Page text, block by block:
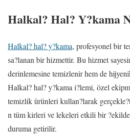
Halkal? Hal? Y?kama
Halkal? hal? y?kama, profesyonel bir
sa?lanan bir hizmettir. Bu hizmet
derinlemesine temizlenir hem de
Halkal? hal? y?kama i?lemi, özel
temizlik ürünleri kullan?larak
n tüm kirleri ve lekeleri etkili bir
duruma getirilir.